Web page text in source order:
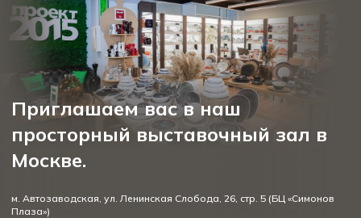
Приглашаем вас в наш
просторный выставочный зал в
Москве.
м. Автозаводская, ул. Ленинская Слобода, 26, стр. 5 (БЦ «Симонов
Плаза»)